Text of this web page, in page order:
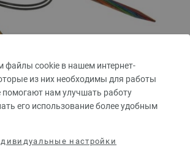
файлы cookie в нашем интернет-
из них необходимы для работы
помогают нам улучшать работу
его использование более удобным
настройки
Design-Holz Multicolor № 6,0